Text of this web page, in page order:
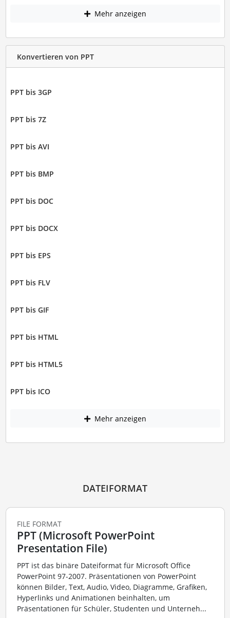
Mehr anzeigen
Konvertieren von PPT
PPT bis 3GP
PPT bis 7Z
PPT bis AVI
PPT bis BMP
PPT bis DOC
PPT bis DOCX
PPT bis EPS
PPT bis FLV
PPT bis GIF
PPT bis HTML
PPT bis HTML5
PPT bis ICO
Mehr anzeigen
DATEIFORMAT
FILE FORMAT
PPT (Microsoft PowerPoint
Presentation File)
PPT ist das binäre Dateiformat für Microsoft Office
PowerPoint 97-2007. Präsentationen von PowerPoint
können Bilder, Text, Audio, Video, Diagramme, Grafiken,
Hyperlinks und Animationen beinhalten, um
Präsentationen für Schüler, Studenten und Unterneh...